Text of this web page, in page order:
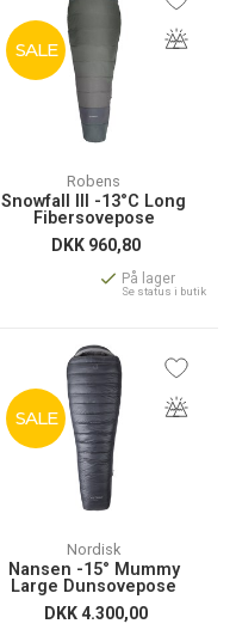
SALE
Robens
Snowfall III -13°C Long
Fibersovepose
DKK 960,80
På lager
Se status i butik
SALE
Nordisk
Nansen -15° Mummy
Large Dunsovepose
DKK4.300,00